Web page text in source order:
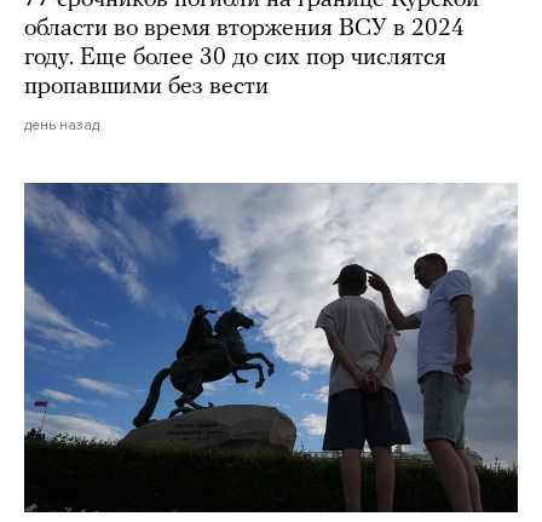
области во время вторжения ВСУ в 2024
году. Еще более 30 до сих пор числятся
пропавшими без вести
день назад